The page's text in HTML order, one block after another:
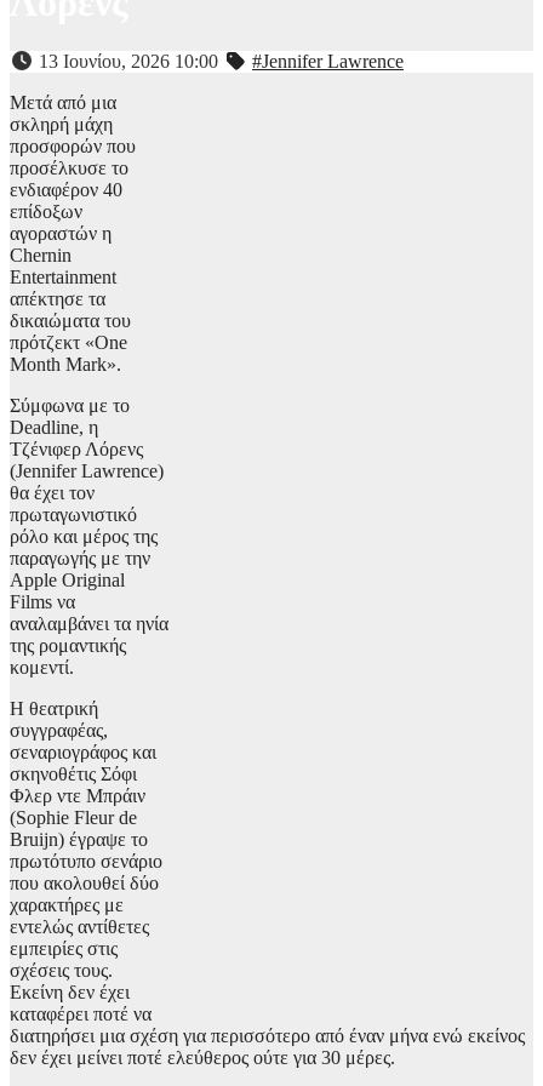
13 Ιουνίου, 2026 10:00
#Jennifer Lawrence
Μετά από μια
σκληρή μάχη
προσφορών που
προσέλκυσε το
ενδιαφέρον 40
επίδοξων
αγοραστών η
Chernin
Entertainment
απέκτησε τα
δικαιώματα του
πρότζεκτ «One
Month Mark».
Σύμφωνα με το
Deadline, η
Τζένιφερ Λόρενς
(Jennifer Lawrence)
θα έχει τον
πρωταγωνιστικό
ρόλο και μέρος της
παραγωγής με την
Apple Original
Films να
αναλαμβάνει τα ηνία
της ρομαντικής
κομεντί.
Η θεατρική
συγγραφέας,
σεναριογράφος και
σκηνοθέτις Σόφι
Φλερ ντε Μπράιν
(Sophie Fleur de
Bruijn) έγραψε το
πρωτότυπο σενάριο
που ακολουθεί δύο
χαρακτήρες με
εντελώς αντίθετες
εμπειρίες στις
σχέσεις τους.
Εκείνη δεν έχει
καταφέρει ποτέ να
διατηρήσει μια σχέση για περισσότερο από έναν μήνα ενώ εκείνος
δεν έχει μείνει ποτέ ελεύθερος ούτε για 30 μέρες.